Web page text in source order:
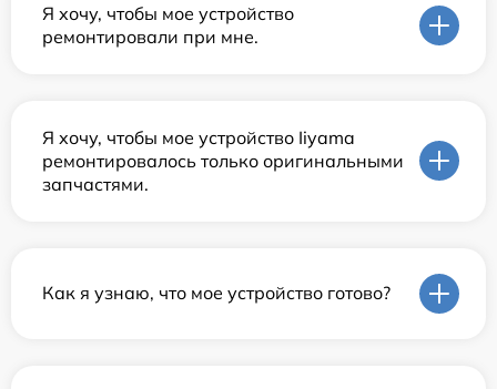
Я хочу, чтобы мое устройство
ремонтировали при мне.
Я хочу, чтобы мое устройство Iiyama
ремонтировалось только оригинальными
запчастями.
Как я узнаю, что мое устройство готово?